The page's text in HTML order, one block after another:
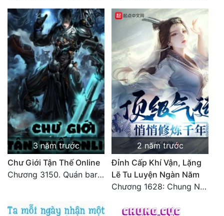
Vô Địch
Võ Hiệp
Võng Du
Xuyên Không
Xuyên Nhanh
Xuyên Sách
Xuyên Thư
Điền Văn
Đô Thị
Đông Phương Huyền Huyễn
3 năm trước
Chư Giới Tận Thế Online
Chương 3150. Quán bar Huyết Hải. Hết
2 năm trước
Đỉnh Cấp Khí Vận, Lặng
Lẽ Tu Luyện Ngàn Năm
Chương 1628: Chung Nguyên Chí Cao (2)